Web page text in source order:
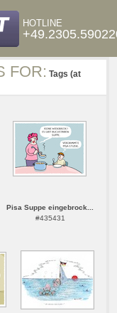
HOTLINE
FOR: Tags (at
Pisa Suppe eingebrock...
#435431